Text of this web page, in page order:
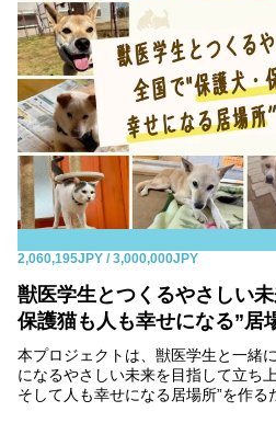
2,060,195JPY / 3,000,000JPY
獣医学生とつくるやさしい
保護猫も人も幸せになる”居
本プロジェクトは、獣医学生と一緒
になるやさしい未来を目指して立ち
そして人も幸せになる居場所”を作る